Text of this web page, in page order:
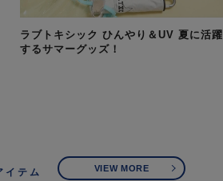
ラブトキシック ひんやり＆UV 夏に活躍
するサマーグッズ！
イテム VIEW MORE